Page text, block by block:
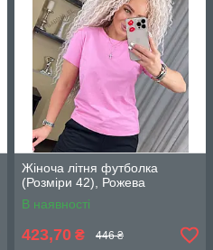
Жіноча літня футболка
(Розміри 42), Рожева
В наявності
423,70 ₴ 446 ₴